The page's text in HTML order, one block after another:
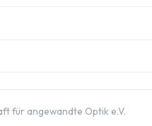
für angewandte Optik e.V.